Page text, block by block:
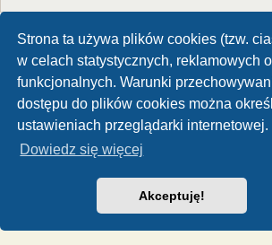
Strona ta używa plików cookies (tzw.
w celach statystycznych, reklamowych
funkcjonalnych. Warunki
dostępu do plików cookies można
ustawieniach przeglądarki internetowej.
Dowiedz się więcej
Akceptuję!
Forum Dinozaury.com Strona główna
Technologię dostarczaphpBB® Forum Software ©
Polski pakiet językowy dostarcza